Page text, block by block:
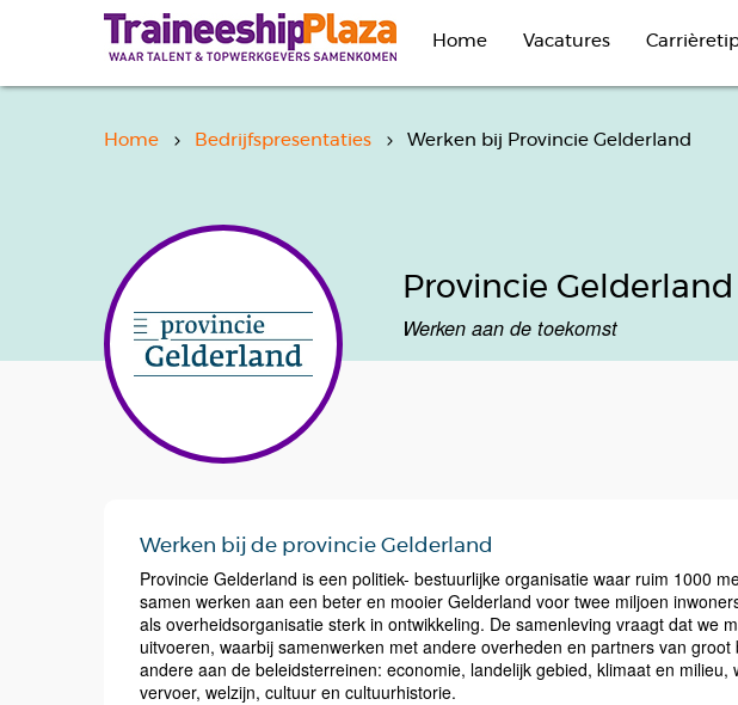
Home Vacatures
Home Bedrijfspresentaties Werken bij Provincie Gelderland
Provincie Gelderland
Werken aan de toekomst
Werken bij de provincie Gelderland
Provincie Gelderland is een politiek- bestuurlijke organisatie waar ruim 1000
samen werken aan een beter en mooier Gelderland voor twee miljoen
als overheidsorganisatie sterk in ontwikkeling. De samenleving vraagt dat we
uitvoeren, waarbij samenwerken met andere overheden en partners van
andere aan de beleidsterreinen: economie, landelijk gebied, klimaat en
vervoer, welzijn, cultuur en cultuurhistorie.